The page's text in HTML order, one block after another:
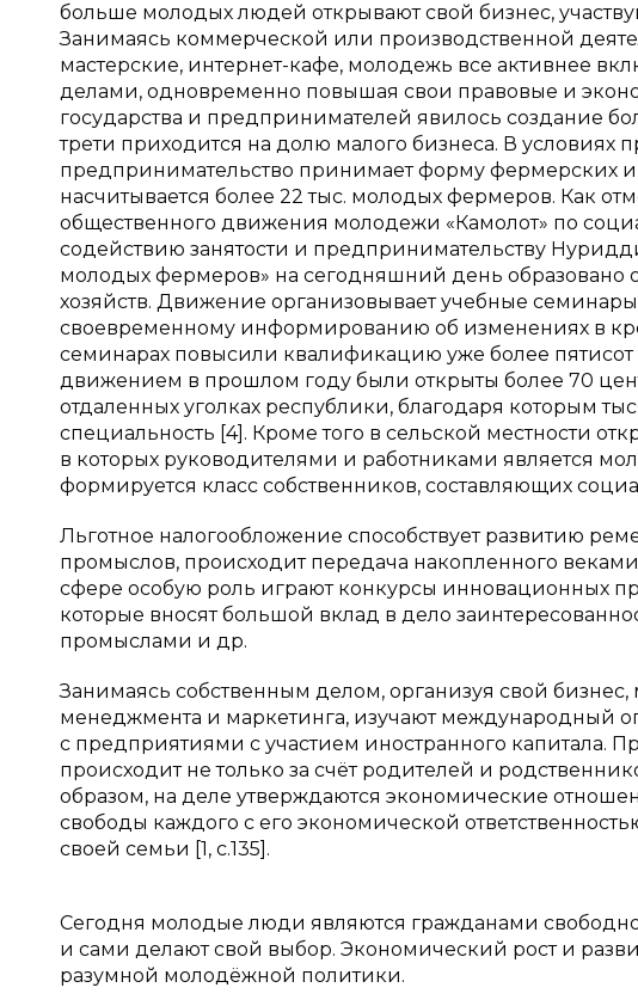
больше молодых людей открывают свой бизнес,
Занимаясь коммерческой или производственной
мастерские, интернет-кафе, молодежь все активнее
делами, одновременно повышая свои правовые и
государства и предпринимателей явилось создание
трети приходится на долю малого бизнеса. В условиях
предпринимательство принимает форму фермерских и
насчитывается более 22 тыс. молодых фермеров. Как
общественного движения молодежи «Камолот» по
содействию занятости и предпринимательству
молодых фермеров» на сегодняшний день
хозяйств. Движение организовывает учебные
своевременному информированию об изменениях в
семинарах повысили квалификацию уже более
движением в прошлом году были открыты более 70
отдаленных уголках республики, благодаря которым
специальность [4]. Кроме того в сельской местности
в которых руководителями и работниками является
формируется класс собственников, составляющих
Льготное налогообложение способствует развитию
промыслов, происходит передача накопленного
сфере особую роль играют конкурсы инновационных
которые вносят большой вклад в дело
промыслами и др.
Занимаясь собственным делом, организуя свой
менеджмента и маркетинга, изучают международный
с предприятиями с участием иностранного капитала.
происходит не только за счёт родителей и
образом, на деле утверждаются экономические
свободы каждого с его экономической
своей семьи [1, с.135].
Сегодня молодые люди являются гражданами
и сами делают свой выбор. Экономический рост и
разумной молодёжной политики.